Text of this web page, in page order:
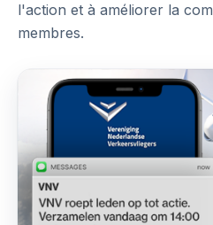
l'action et à améliorer la
membres.